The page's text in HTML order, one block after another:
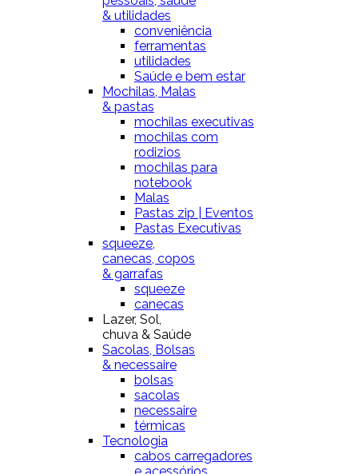
& utilidades
conveniência
ferramentas
utilidades
Saúde e bem estar
Mochilas, Malas
& pastas
mochilas executivas
mochilas com
rodizios
mochilas para
notebook
Malas
Pastas zip | Eventos
Pastas Executivas
squeeze,
canecas, copos
& garrafas
squeeze
canecas
Lazer, Sol,
chuva & Saúde
Sacolas, Bolsas
& necessaire
bolsas
sacolas
necessaire
térmicas
Tecnologia
cabos carregadores